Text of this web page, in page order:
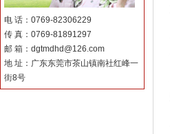
电 话：0769-82306229
传 真：0769-81891297
邮 箱：dgtmdhd@126.com
地 址：广东东莞市茶山镇南社红峰一
街8号